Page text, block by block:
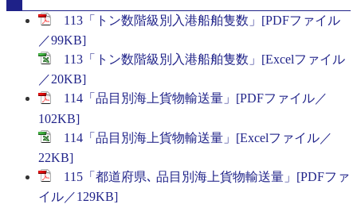
113「トン数階級別入港船舶隻数」[PDFファイル
／99KB]
113「トン数階級別入港船舶隻数」[Excelファイル
／20KB]
114「品目別海上貨物輸送量」[PDFファイル／
102KB]
114「品目別海上貨物輸送量」[Excelファイル／
22KB]
115「都道府県､ 品目別海上貨物輸送量」[PDFファ
イル／129KB]